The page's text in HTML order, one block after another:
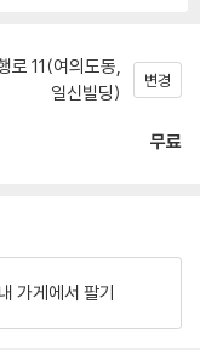
로 11(여의도동,
일신빌딩)
변경
무료
내 가게에서 팔기